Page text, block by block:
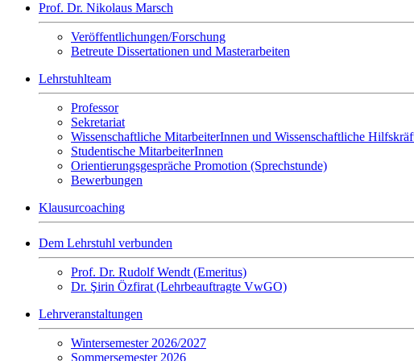
Prof. Dr. Nikolaus Marsch
Veröffentlichungen/Forschung
Betreute Dissertationen und Masterarbeiten
Lehrstuhlteam
Professor
Sekretariat
Wissenschaftliche MitarbeiterInnen und Wissenschaftliche
Studentische MitarbeiterInnen
Orientierungsgespräche Promotion (Sprechstunde)
Bewerbungen
Klausurcoaching
Dem Lehrstuhl verbunden
Prof. Dr. Rudolf Wendt (Emeritus)
Dr. Şirin Özfirat (Lehrbeauftragte VwGO)
Lehrveranstaltungen
Wintersemester 2026/2027
Sommersemester 2026